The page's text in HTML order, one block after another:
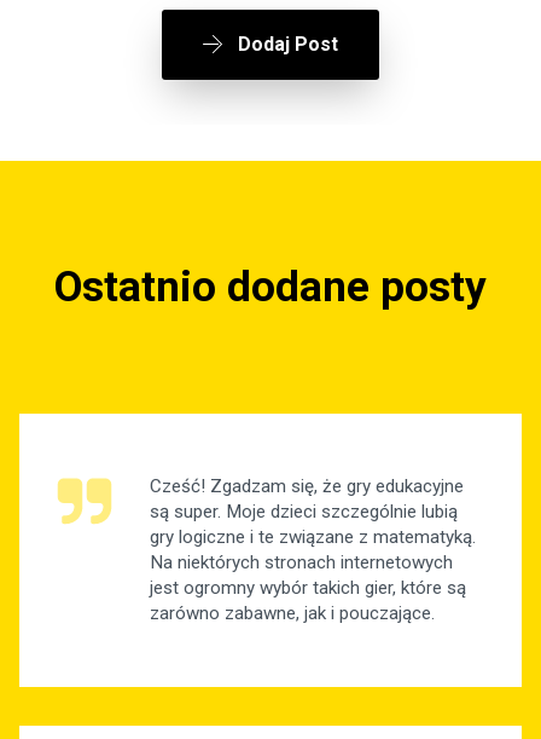
Dodaj Post
Ostatnio dodane posty
Cześć! Zgadzam się, że gry edukacyjne
są super. Moje dzieci szczególnie lubią
gry logiczne i te związane z matematyką.
Na niektórych stronach internetowych
jest ogromny wybór takich gier, które są
zarówno zabawne, jak i pouczające.